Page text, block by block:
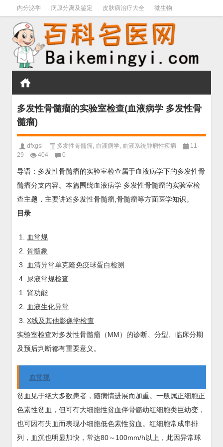
内分泌学 病原分离及鉴定 皮肤病治疗大全 微生物
皮肤病学 男科学 血液病学 心血管 口腔医学 禁戒毒品
多发性骨髓瘤的实验室检查(血液病学 多发性骨
髓瘤)
dfxgsl 多发性骨髓瘤, 血液病学, 血液系统肿瘤性疾病
11-
29
404 0
导语：多发性骨髓瘤的实验室检查属于血液病学下的多发性骨
髓瘤分支内容。本篇围绕血液病学 多发性骨髓瘤的实验室检
查主题，主要讲述多发性骨髓瘤,骨髓瘤等方面医学知识。
目录
血常规
骨髓象
血清异常单克隆免疫球蛋白检测
尿液常规检查
肾功能
血液生化异常
X线及其他影像学检查
实验室检查对多发性骨髓瘤（MM）的诊断、分型、临床分期
及预后判断都有重要意义。
血常规
贫血见于绝大多数患者，随病情进展而加重。一般属正细胞正
色素性贫血，但可有大细胞性贫血伴骨髓幼红细胞类巨幼变，
也可因有失血而表现小细胞低色素性贫血。红细胞常成串排
列，血沉也明显加快，常达80～100mm/h以上，此因异常球